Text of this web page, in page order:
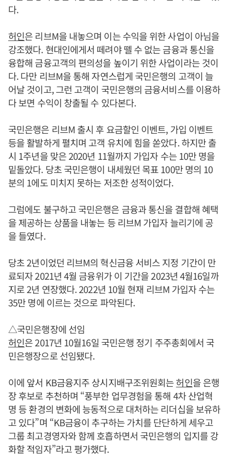
다.
허인은 리브M을 내놓으며 이는 수익을 위한 사업이 아님을
강조했다. 현대인에게서 떼려야 뗄 수 없는 금융과 통신을
융합해 금융고객의 편의성을 높이기 위한 사업이라는 것이
다. 다만 리브M을 통해 자연스럽게 국민은행의 고객이 늘
어날 것이고, 그런 고객이 국민은행의 금융서비스를 이용하
다 보면 수익이 창출될 수 있다본다.
국민은행은 리브M 출시 후 요금할인 이벤트, 가입 이벤트
등을 활발하게 펼치며 고객 유치에 힘을 쏟았다. 하지만 출
시 1주년을 맞은 2020년 11월까지 가입자 수는 10만 명을
밑돌았다. 당초 국민은행이 내세웠던 목표 100만 명의 10
분의 1에도 미치지 못하는 저조한 성적이었다.
그럼에도 불구하고 국민은행은 금융과 통신을 결합해 혜택
을 제공하는 상품을 내놓는 등 리브M 가입자 늘리기에 공
을 들였다.
당초 2년이었던 리브M의 혁신금융 서비스 지정 기간이 만
료되자 2021년 4월 금융위가 이 기간을 2023년 4월16일까
지로 2년 연장했다. 2022년 10월 현재 리브M 가입자 수는
35만 명에 이르는 것으로 파악된다.
△국민은행장에 선임
허인은 2017년 10월16일 국민은행 정기 주주총회에서 국
민은행장으로 선임됐다.
이에 앞서 KB금융지주 상시지배구조위원회는허인을 은행
장 후보로 추천하며 “풍부한 업무경험을 통해 4차 산업혁
명 등 환경의 변화에 능동적으로 대처하는 리더십을 보유하
고 있다”며 “KB금융이 추구하는 가치를 단단하게 세우고
그룹 최고경영자와 함께 호흡하면서 국민은행의 입지를 강
화할 적임자”라고 평가했다.